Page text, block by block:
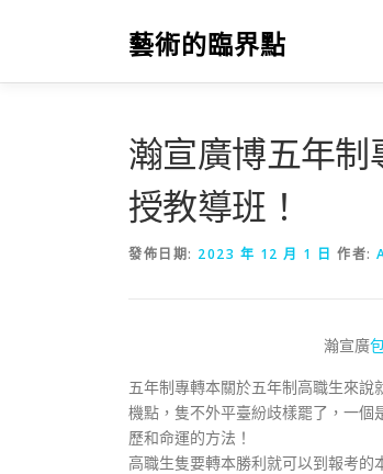
要
藝術的臨界點
瀚宣廣博五年
授教導班！
發佈日期: 2023 年 12 月 1 日 作者:
瀚宣廣
五年制專轉本關於五年制高職生來說
機點，隻不外平臺紛歧樣罷了，一個
歷和命運的方法！
高職生隻要轉本勝利就可以到報考的